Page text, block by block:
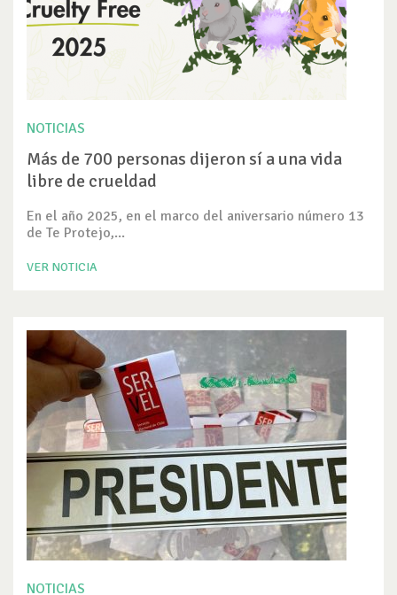
NOTICIAS
Más de 700 personas dijeron sí a una vida
libre de crueldad
En el año 2025, en el marco del aniversario número 13
de Te Protejo,...
VER NOTICIA
NOTICIAS